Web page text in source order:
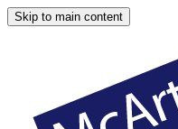
Skip to main content